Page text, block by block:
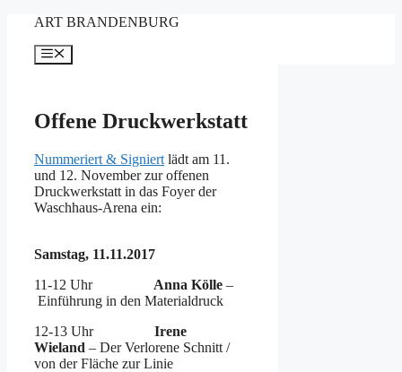
springen
ART BRANDENBURG
Menü
Offene Druckwerkstatt
Nummeriert & Signiert lädt am 11.
und 12. November zur offenen
Druckwerkstatt in das Foyer der
Waschhaus-Arena ein:
Samstag, 11.11.2017
11-12 Uhr Anna Kölle –
Einführung in den Materialdruck
12-13 Uhr Irene
Wieland – Der Verlorene Schnitt /
von der Fläche zur Linie